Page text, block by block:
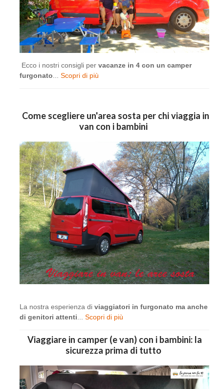
Ecco i nostri consigli per vacanze in 4 con un camper
furgonato
Scopri di più
Come scegliere un'area sosta per chi viaggia in
van con i bambini
La nostra esperienza di viaggiatori in furgonato ma anche
di genitori attenti
Scopri di più
Viaggiare in camper (e van) con i bambini: la
sicurezza prima di tutto